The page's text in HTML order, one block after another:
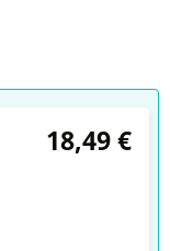
18,49 €